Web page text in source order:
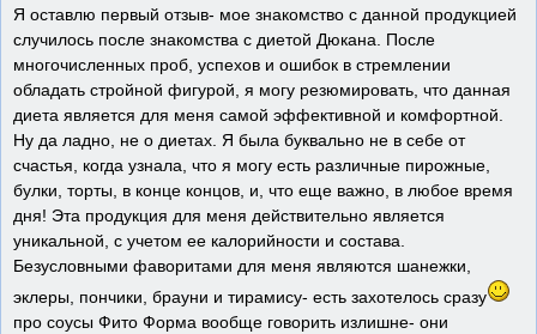
Я оставлю первый отзыв- мое знакомство с данной продукцией
случилось после знакомства с диетой Дюкана. После
многочисленных проб, успехов и ошибок в стремлении
обладать стройной фигурой, я могу резюмировать, что данная
диета является для меня самой эффективной и комфортной.
Ну да ладно, не о диетах. Я была буквально не в себе от
счастья, когда узнала, что я могу есть различные пирожные,
булки, торты, в конце концов, и, что еще важно, в любое время
дня! Эта продукция для меня действительно является
уникальной, с учетом ее калорийности и состава.
Безусловными фаворитами для меня являются шанежки,
эклеры, пончики, брауни и тирамису- есть захотелось сразу
про соусы Фито Форма вообще говорить излишне- они